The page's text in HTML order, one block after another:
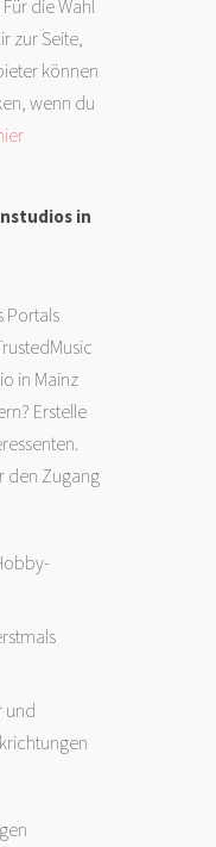
die Wahl
zur Seite,
können
wenn du
in
Portals
in Mainz
Erstelle
den Zugang
und